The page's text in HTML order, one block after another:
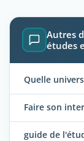
Autres
études
Quelle
Faire son
guide de